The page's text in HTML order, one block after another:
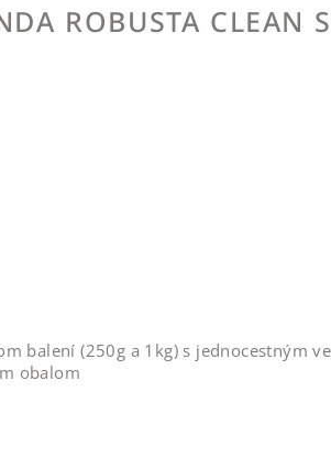
ROBUSTA CLEAN
balení (250g a 1kg) s jednocestným
obalom